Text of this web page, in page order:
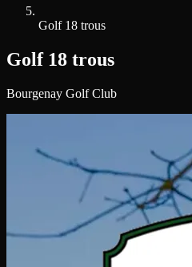
Golf 18 trous
Golf 18 trous
Bourgenay Golf Club